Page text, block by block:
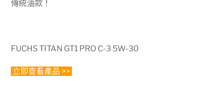
傳統油款！
FUCHS TITAN GT1 PRO C-3 5W-30
立即查看產品 >>